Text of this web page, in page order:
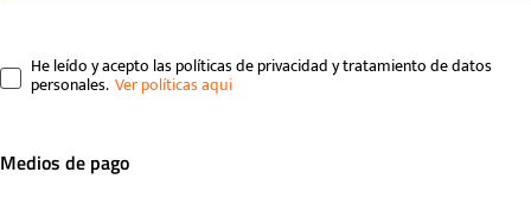
He leído y acepto las políticas de privacidad y tratamiento de datos
personales.
Medios de pago